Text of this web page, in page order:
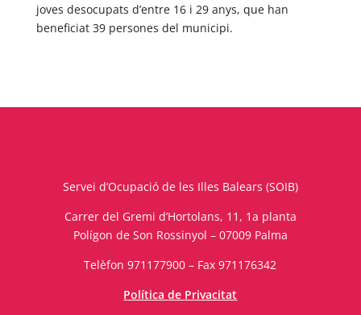
joves desocupats d’entre 16 i 29 anys, que han
beneficiat 39 persones del municipi.
Servei d’Ocupació de les Illes Balears (SOIB)
Carrer del Gremi d’Hortolans, 11, 1a planta
Polígon de Son Rossinyol – 07009 Palma
Telèfon 971177900 – Fax 971176342
Política de Privacitat